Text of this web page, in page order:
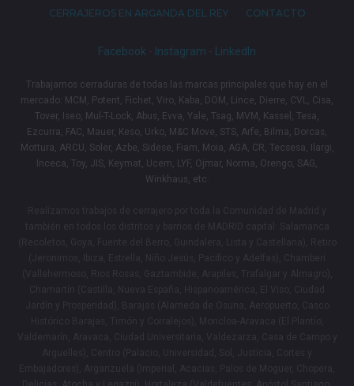
CERRAJEROS EN ARGANDA DEL REY
CONTACTO
Facebook Instagram LinkedIn
Trabajamos cerraduras de todas las marcas principales que hay en el
mercado: MCM, Potent, Fichet, Viro, Kaba, DOM, Lince, Dierre, CVL, Cisa,
Tover, Iseo, Mul-T-Lock, Abus, Evva, Yale, Tsag, MVM, Kassel, Tesa,
Ezcurra, FAC, Mauer, Keso, Urko, M&C Move, STS, Arfe, Bilma, Dorcas,
Mottura, ARCU, Soler, Azbe, Sidese, Fiam, Moia, AGA, CR, Tecsesa, Ilargi,
Inceca, Toy, JIS, Keymat, Ucem, LYF, Ojmar, Norma, Orengo, SAG,
Winkhaus, etc.